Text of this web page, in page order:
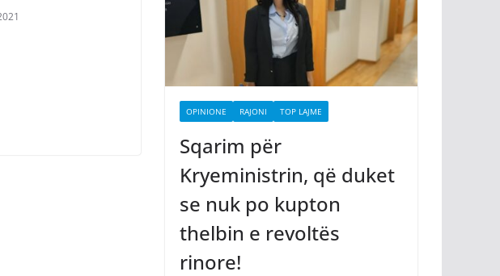
OPINIONE RAJONI TOP LAJME
Sqarim për
Kryeministrin, që duket
se nuk po kupton
thelbin e revoltës
rinore!